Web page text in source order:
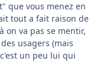
que vous menez en
tout a fait raison de
on va pas se mentir,
usagers (mais
un peu lui qui